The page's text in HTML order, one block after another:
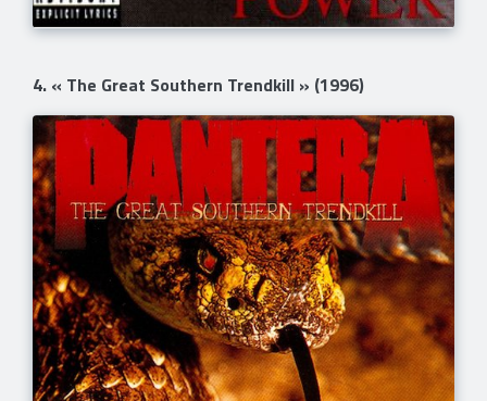
4. « The Great Southern Trendkill » (1996)